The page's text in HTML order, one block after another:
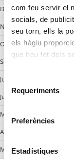
com feu servir el
socials, de
seu torn, ells la
els hàgiu
que heu fet dels
S
e
i
Requeriments
Preferències
Estadístiques
Desembre 2024
Novembre 2024
Octobre 2024
Setembre 2024
Juliol 2024
Juny 2024
Maig 2024
Abril 2024
Març 2024